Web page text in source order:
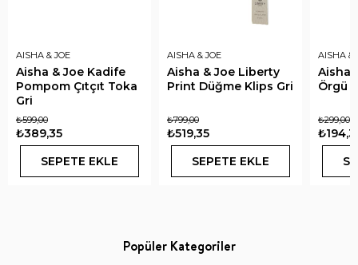
AISHA & JOE
Aisha & Joe Kadife
Pompom Çıtçıt Toka
Gri
₺389,35
₺599,00
SEPETE EKLE
AISHA & JOE
Aisha & Joe Liberty
Print Düğme Klips Gri
₺519,35
₺799,00
SEPETE EKLE
AISHA &
Aisha
Örgü
₺299,00
Popüler Kategoriler